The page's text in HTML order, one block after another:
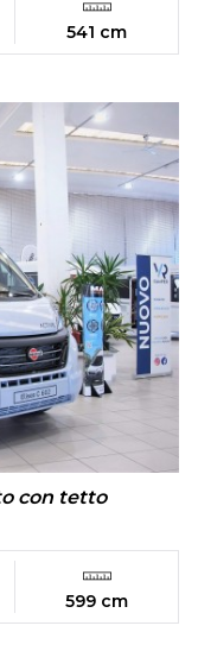
541 cm
con tetto
599 cm